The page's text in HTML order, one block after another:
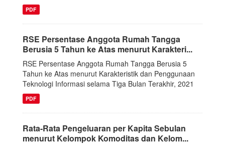
PDF
RSE Persentase Anggota Rumah Tangga
Berusia 5 Tahun ke Atas menurut Karakteri...
RSE Persentase Anggota Rumah Tangga Berusia 5
Tahun ke Atas menurut Karakteristik dan Penggunaan
Teknologi Informasi selama Tiga Bulan Terakhir, 2021
PDF
Rata-Rata Pengeluaran per Kapita Sebulan
menurut Kelompok Komoditas dan Kelom...